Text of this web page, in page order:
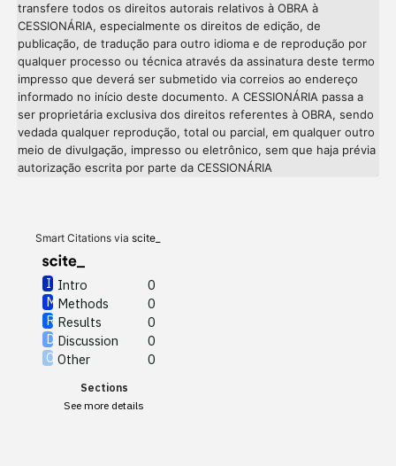
transfere todos os direitos autorais relativos à OBRA à
CESSIONÁRIA, especialmente os direitos de edição, de
publicação, de tradução para outro idioma e de reprodução por
qualquer processo ou técnica através da assinatura deste termo
impresso que deverá ser submetido via correios ao endereço
informado no início deste documento. A CESSIONÁRIA passa a
ser proprietária exclusiva dos direitos referentes à OBRA, sendo
vedada qualquer reprodução, total ou parcial, em qualquer outro
meio de divulgação, impresso ou eletrônico, sem que haja prévia
autorização escrita por parte da CESSIONÁRIA
Smart Citations via scite_
Intro
0
Methods
0
Results
0
Discussion
0
Other
0
Sections
See more details
Intro